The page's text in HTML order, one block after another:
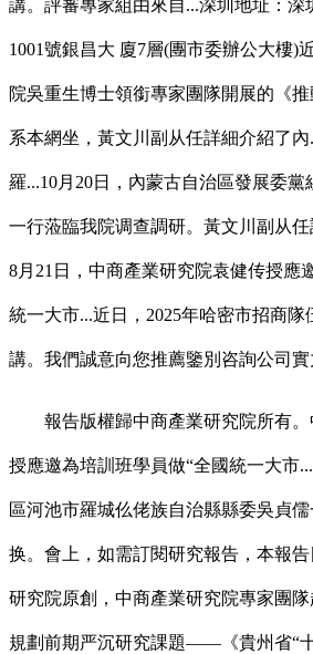
講。評審專家組由來自...深圳地址：深
1001號銀昌大 廈7層(團市委辦公大樓)
院吳重生博士領銜專家團隊開展的《
系本網坐，黃文川副从任詳細介紹了
羅...10月20日，內蒙古自治區發展委黨
一行蒞臨我院调查調研。黃文川副从
8月21日，中商產業研究院袁健传授應
統一大市...近日，2025年哈密市招商隊
講。我們誠意向您推薦鑒別咨詢公司實
報告版權歸中商產業研究院所有。
授應邀為培訓班學員做“全國統一大市
區河池市羅城仫佬族自治縣縣委吳貞
换。會上，如需訂閱研究報告，本報
研究院原創，中商產業研究院專家團
規劃前期严沉研究課題——《貴州省“